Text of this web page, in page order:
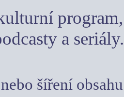
a seriály.
šíření